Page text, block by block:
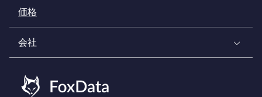
価格
会社